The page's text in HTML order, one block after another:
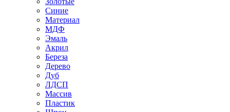
Синие
Материал
МДФ
Эмаль
Акрил
Береза
Дерево
Дуб
ЛДСП
Массив
Пластик